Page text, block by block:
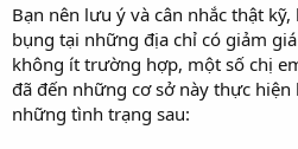
Bạn nên lưu ý và cân nhắc thật
bụng tại những địa chỉ có giảm
không ít trường hợp, một số chị
đã đến những cơ sở này thực
những tình trạng sau: